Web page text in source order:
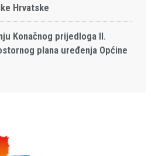
Hrvatske
Konačnog prijedloga II.
plana uređenja Općine